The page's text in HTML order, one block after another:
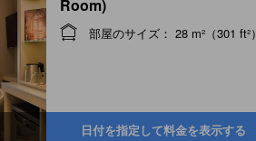
Room)
部屋のサイズ： 28 m²（301 ft²）
日付を指定して料金を表示する